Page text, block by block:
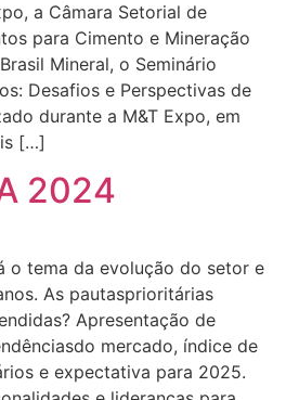
a Câmara Setorial de
para Cimento e Mineração
Mineral, o Seminário
Desafios e Perspectivas de
durante a M&T Expo, em
[…]
2024
o tema da evolução do setor e
As pautasprioritárias
Apresentação de
mercado, índice de
e expectativa para 2025.